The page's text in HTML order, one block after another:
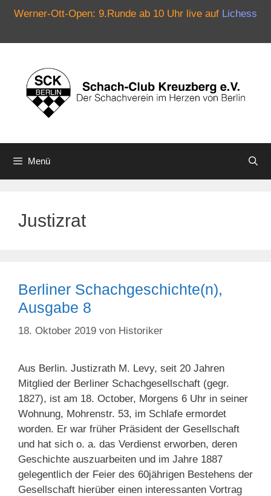
Werner-Ott-Open: 9.Runde ab 10 Uhr live auf Lichess
springen
Menü
Justizrat
Berliner Schachgeschichte(n),
Ausgabe 8
18. Oktober 2019 von Historiker
Aus Berlin. Justizrath M. Levy, seit 20 Jahren
Mitglied der Berliner Schachgesellschaft (gegr.
1827), ist am 18. October, Morgens 6 Uhr in seiner
Wohnung, Mohrenstr. 53, im Schlafe ermordet
worden. Er war früher Präsident der Gesellschaft
und hat sich o. a. das Verdienst erworben, deren
Geschichte auszuarbeiten und im Jahre 1887
gelegentlich der Feier des 60jährigen Be­stehens der
Gesellschaft hierüber einen interessanten Vortrag